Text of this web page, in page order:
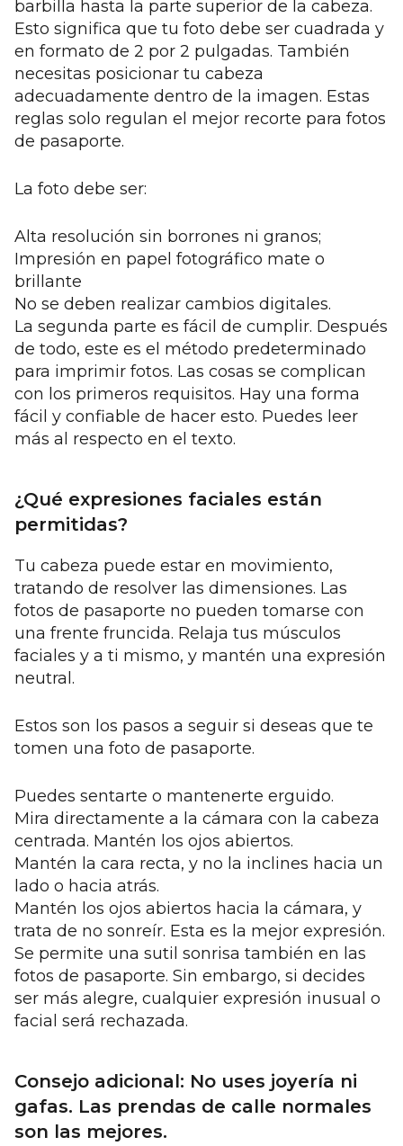
barbilla hasta la parte superior de la cabeza.
Esto significa que tu foto debe ser cuadrada y
en formato de 2 por 2 pulgadas. También
necesitas posicionar tu cabeza
adecuadamente dentro de la imagen. Estas
reglas solo regulan el mejor recorte para fotos
de pasaporte.
La foto debe ser:
Alta resolución sin borrones ni granos;
Impresión en papel fotográfico mate o
brillante
No se deben realizar cambios digitales.
La segunda parte es fácil de cumplir. Después
de todo, este es el método predeterminado
para imprimir fotos. Las cosas se complican
con los primeros requisitos. Hay una forma
fácil y confiable de hacer esto. Puedes leer
más al respecto en el texto.
¿Qué expresiones faciales están
permitidas?
Tu cabeza puede estar en movimiento,
tratando de resolver las dimensiones. Las
fotos de pasaporte no pueden tomarse con
una frente fruncida. Relaja tus músculos
faciales y a ti mismo, y mantén una expresión
neutral.
Estos son los pasos a seguir si deseas que te
tomen una foto de pasaporte.
Puedes sentarte o mantenerte erguido.
Mira directamente a la cámara con la cabeza
centrada. Mantén los ojos abiertos.
Mantén la cara recta, y no la inclines hacia un
lado o hacia atrás.
Mantén los ojos abiertos hacia la cámara, y
trata de no sonreír. Esta es la mejor expresión.
Se permite una sutil sonrisa también en las
fotos de pasaporte. Sin embargo, si decides
ser más alegre, cualquier expresión inusual o
facial será rechazada.
Consejo adicional: No uses joyería ni
gafas. Las prendas de calle normales
son las mejores.